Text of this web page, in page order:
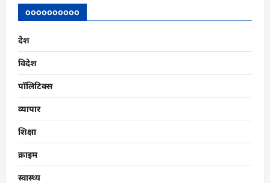
oooooooooo
देश
विदेश
पॉलिटिक्स
व्यापार
शिक्षा
क्राइम
स्वास्थ्य